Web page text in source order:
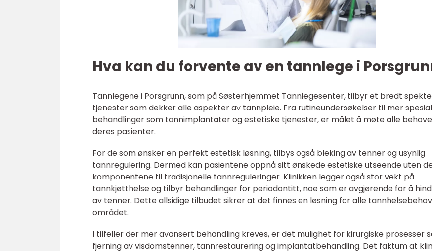
Hva kan du forvente av en tannlege i
Tannlegene i Porsgrunn, som på Søsterhjemmet Tannlegesenter, tilbyr et bredt
tjenester som dekker alle aspekter av tannpleie. Fra rutineundersøkelser til mer
behandlinger som tannimplantater og estetiske tjenester, er målet å møte alle
deres pasienter.
For de som ønsker en perfekt estetisk løsning, tilbys også bleking av tenner og usynlig
tannregulering. Dermed kan pasientene oppnå sitt ønskede estetiske utseende uten
komponentene til tradisjonelle tannreguleringer. Klinikken legger også stor vekt på
tannkjøtthelse og tilbyr behandlinger for periodontitt, noe som er avgjørende for å
av tenner. Dette allsidige tilbudet sikrer at det finnes en løsning for alle
området.
I tilfeller der mer avansert behandling kreves, er det mulighet for kirurgiske prosesser
fjerning av visdomstenner, tannrestaurering og implantatbehandling. Det faktum at